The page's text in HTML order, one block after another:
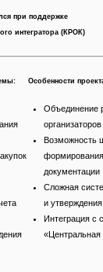
при поддержке
интегратора (КРОК)
Особенности
Объединение
организаторов
Возможность
документации
Сложная
и
Интеграция с